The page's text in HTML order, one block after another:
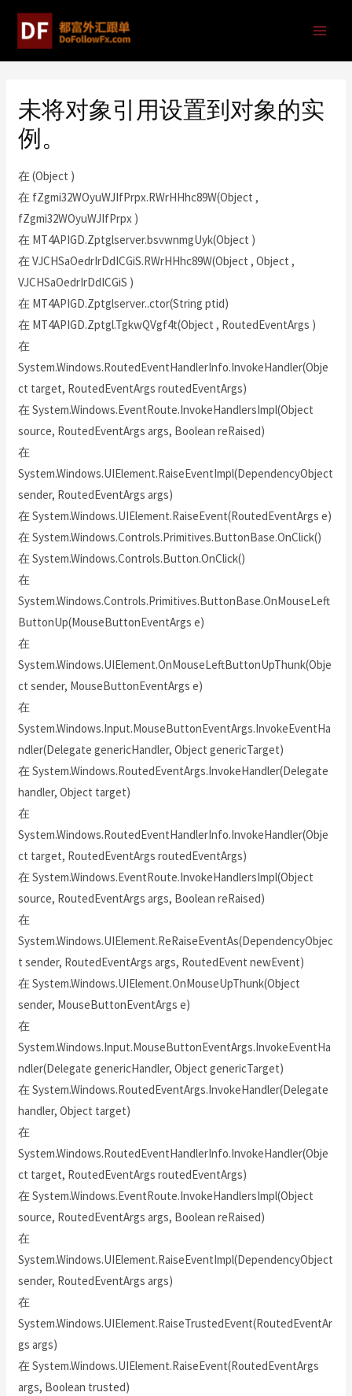
未将对象引用设置到对象的实
例。
在 (Object )
在 fZgmi32WOyuWJIfPrpx.RWrHHhc89W(Object ,
fZgmi32WOyuWJIfPrpx )
在 MT4APIGD.Zptglserver.bsvwnmgUyk(Object )
在 VJCHSaOedrIrDdICGiS.RWrHHhc89W(Object , Object ,
VJCHSaOedrIrDdICGiS )
在 MT4APIGD.Zptglserver..ctor(String ptid)
在 MT4APIGD.Zptgl.TgkwQVgf4t(Object , RoutedEventArgs )
在
System.Windows.RoutedEventHandlerInfo.InvokeHandler(Obje
ct target, RoutedEventArgs routedEventArgs)
在 System.Windows.EventRoute.InvokeHandlersImpl(Object
source, RoutedEventArgs args, Boolean reRaised)
在
System.Windows.UIElement.RaiseEventImpl(DependencyObject
sender, RoutedEventArgs args)
在 System.Windows.UIElement.RaiseEvent(RoutedEventArgs e)
在 System.Windows.Controls.Primitives.ButtonBase.OnClick()
在 System.Windows.Controls.Button.OnClick()
在
System.Windows.Controls.Primitives.ButtonBase.OnMouseLeft
ButtonUp(MouseButtonEventArgs e)
在
System.Windows.UIElement.OnMouseLeftButtonUpThunk(Obje
ct sender, MouseButtonEventArgs e)
在
System.Windows.Input.MouseButtonEventArgs.InvokeEventHa
ndler(Delegate genericHandler, Object genericTarget)
在 System.Windows.RoutedEventArgs.InvokeHandler(Delegate
handler, Object target)
在
System.Windows.RoutedEventHandlerInfo.InvokeHandler(Obje
ct target, RoutedEventArgs routedEventArgs)
在 System.Windows.EventRoute.InvokeHandlersImpl(Object
source, RoutedEventArgs args, Boolean reRaised)
在
System.Windows.UIElement.ReRaiseEventAs(DependencyObjec
t sender, RoutedEventArgs args, RoutedEvent newEvent)
在 System.Windows.UIElement.OnMouseUpThunk(Object
sender, MouseButtonEventArgs e)
在
System.Windows.Input.MouseButtonEventArgs.InvokeEventHa
ndler(Delegate genericHandler, Object genericTarget)
在 System.Windows.RoutedEventArgs.InvokeHandler(Delegate
handler, Object target)
在
System.Windows.RoutedEventHandlerInfo.InvokeHandler(Obje
ct target, RoutedEventArgs routedEventArgs)
在 System.Windows.EventRoute.InvokeHandlersImpl(Object
source, RoutedEventArgs args, Boolean reRaised)
在
System.Windows.UIElement.RaiseEventImpl(DependencyObject
sender, RoutedEventArgs args)
在
System.Windows.UIElement.RaiseTrustedEvent(RoutedEventAr
gs args)
在 System.Windows.UIElement.RaiseEvent(RoutedEventArgs
args, Boolean trusted)